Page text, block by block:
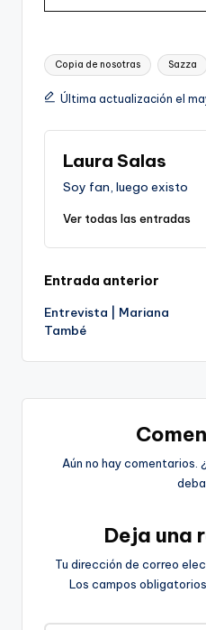
Etiquetas:
Copia de nosotras Sazza
Última actualización el
Laura Salas
Soy fan, luego existo
Ver todas las entradas
Navegación
de
entradas
Entrada anterior
Entrevista | Mariana
També
Aún no hay comentarios.
Deja una
Tu dirección de correo
Los campos